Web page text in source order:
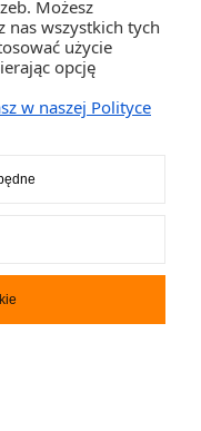
Możesz
nas wszystkich tych
użycie
opcję
w naszej Polityce